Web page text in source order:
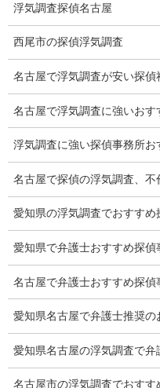
浮気証拠は何回必要か？
浮気調査時間
慰謝料の相場
離婚手続
探偵社の要点
有責配偶者からの離婚
浮気をする人
探偵社の選び方
浮気調査探偵名古屋
西尾市の探偵浮気調査
名古屋で浮気調査が安い探偵
名古屋で浮気調査に強いお
浮気調査に強い探偵事務所
名古屋で探偵の浮気調査、
愛知県の浮気調査でおすすめ
愛知県で弁護士おすすめ探偵
名古屋で弁護士おすすめ探偵
愛知県名古屋で弁護士推奨
愛知県名古屋の浮気調査で
名古屋市の浮気調査でおすす